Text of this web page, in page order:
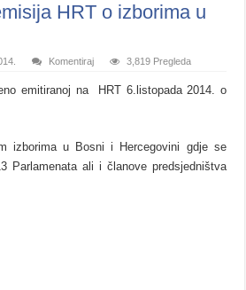
HRT o izborima u
Komentiraj 3,819 Pregleda
emitiranoj na HRT 6.listopada 2014. o
izborima u Bosni i Hercegovini gdje se
Parlamenata ali i članove predsjedništva